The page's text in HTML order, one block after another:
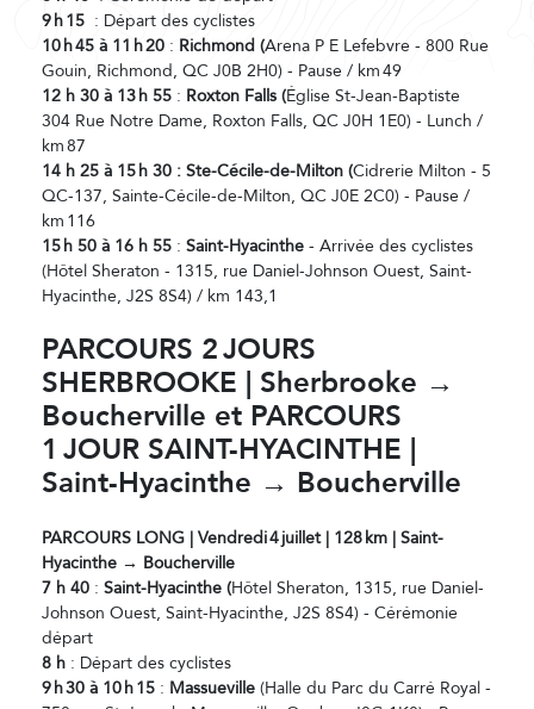
9h15 : Départ des cyclistes
10h45 à 11 h20 : Richmond (Arena P E Lefebvre - 800 Rue
Gouin, Richmond, QC J0B 2H0) - Pause / km 49
12 h 30 à 13h 55 : Roxton Falls (Église St-Jean-Baptiste
304 Rue Notre Dame, Roxton Falls, QC J0H 1E0) - Lunch /
km 87
14 h 25 à 15h 30 : Ste-Cécile-de-Milton (Cidrerie Milton - 5
QC-137, Sainte-Cécile-de-Milton, QC J0E 2C0) - Pause /
km 116
15h 50 à 16 h 55 : Saint-Hyacinthe - Arrivée des cyclistes
(Hôtel Sheraton - 1315, rue Daniel-Johnson Ouest, Saint-
Hyacinthe, J2S 8S4) / km 143,1
PARCOURS 2JOURS
SHERBROOKE | Sherbrooke →
Boucherville et PARCOURS
1 JOUR SAINT-HYACINTHE |
Saint-Hyacinthe → Boucherville
PARCOURS LONG | Vendredi4juillet | 128km | Saint-
Hyacinthe → Boucherville
7 h 40 : Saint-Hyacinthe (Hôtel Sheraton, 1315, rue Daniel-
Johnson Ouest, Saint-Hyacinthe, J2S 8S4) - Cérémonie
départ
8 h : Départ des cyclistes
9h30 à 10h15 : Massueville (Halle du Parc du Carré Royal -